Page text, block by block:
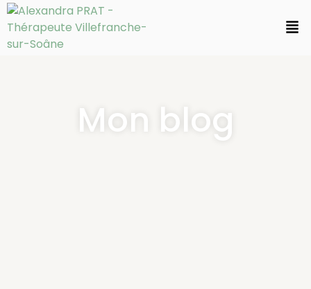
Mon blog